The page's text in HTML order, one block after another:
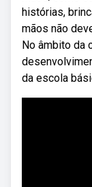
histórias,
mãos não
No âmbito da
da escola